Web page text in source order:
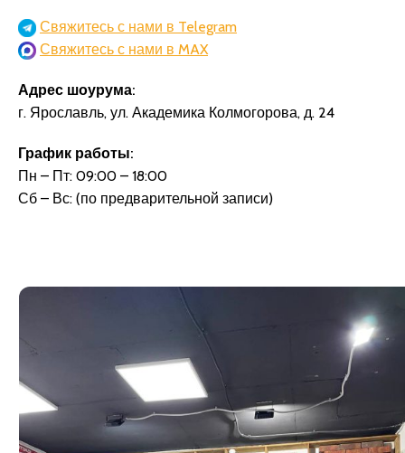
Свяжитесь с нами в Telegram
Свяжитесь с нами в MAX
Адрес шоурума:
г. Ярославль, ул. Академика Колмогорова, д. 24
График работы:
Пн – Пт: 09:00 – 18:00
Сб – Вс: (по предварительной записи)